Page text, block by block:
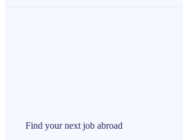
Find your next job abroad